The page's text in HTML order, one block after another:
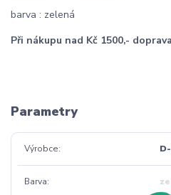
barva : zelená
Při nákupu nad Kč 1500,-
Parametry
Výrobce
Barva